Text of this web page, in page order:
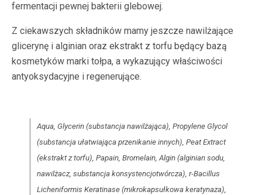
fermentacji pewnej bakterii glebowej.
Z ciekawszych składników mamy jeszcze nawilżające
glicerynę i alginian oraz ekstrakt z torfu będący bazą
kosmetyków marki tołpa, a wykazujący właściwości
antyoksydacyjne i regenerujące.
Aqua, Glycerin (substancja nawilżająca), Propylene Glycol
(substancja ułatwiająca przenikanie innych), Peat Extract
(ekstrakt z torfu), Papain, Bromelain, Algin (alginian sodu,
nawilżacz, substancja konsystencjotwórcza), r-Bacillus
Licheniformis Keratinase (mikrokapsułkowa keratynaza),